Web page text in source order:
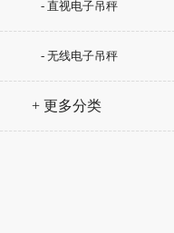
- 直视电子吊秤
- 无线电子吊秤
+ 更多分类